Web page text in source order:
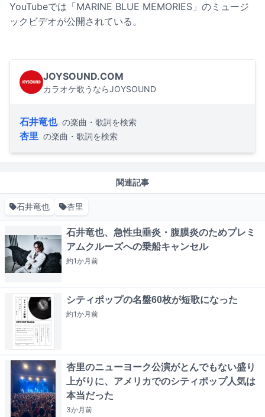
YouTubeでは「MARINE BLUE MEMORIES」のミュージ
ックビデオが公開されている。
JOYSOUND.COM
カラオケ歌うならJOYSOUND
石井竜也 の楽曲・歌詞を検索
杏里 の楽曲・歌詞を検索
関連記事
石井竜也 杏里
石井竜也、急性虫垂炎・腹膜炎のためプレミ
アムクルーズへの乗船キャンセル
約1か月前
シティポップの名盤60枚が短歌になった
約1か月前
杏里のニューヨーク公演がとんでもない盛り
上がりに、アメリカでのシティポップ人気は
本当だった
3か月前